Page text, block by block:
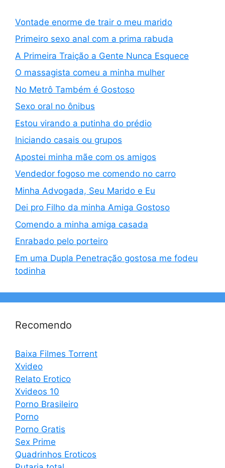
Vontade enorme de trair o meu marido
Primeiro sexo anal com a prima rabuda
A Primeira Traição a Gente Nunca Esquece
O massagista comeu a minha mulher
No Metrô Também é Gostoso
Sexo oral no ônibus
Estou virando a putinha do prédio
Iniciando casais ou grupos
Apostei minha mãe com os amigos
Vendedor fogoso me comendo no carro
Minha Advogada, Seu Marido e Eu
Dei pro Filho da minha Amiga Gostoso
Comendo a minha amiga casada
Enrabado pelo porteiro
Em uma Dupla Penetração gostosa me fodeu
todinha
Recomendo
Baixa Filmes Torrent
Xvideo
Relato Erotico
Xvideos 10
Porno Brasileiro
Porno
Porno Gratis
Sex Prime
Quadrinhos Eroticos